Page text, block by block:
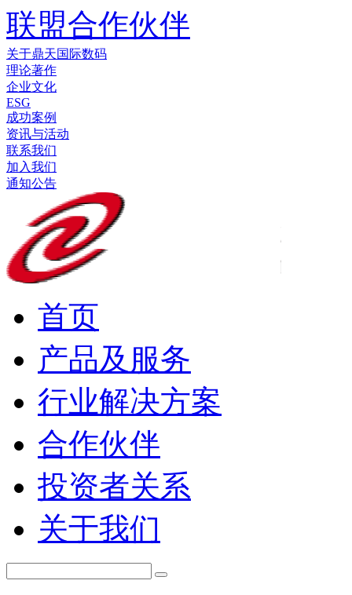
联盟合作伙伴
关于鼎天国际数码
理论著作
企业文化
ESG
成功案例
资讯与活动
联系我们
加入我们
通知公告
首页
产品及服务
行业解决方案
合作伙伴
投资者关系
关于我们